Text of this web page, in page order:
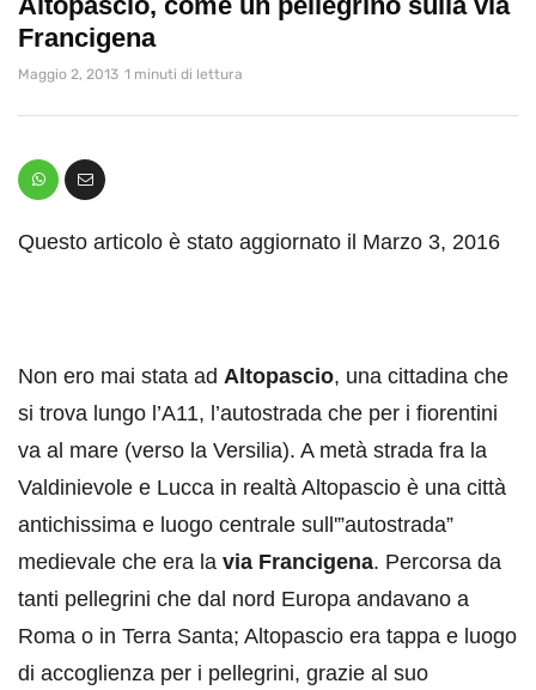
Francigena
Maggio 2, 2013 1 minuti di lettura
Questo articolo è stato aggiornato il Marzo 3, 2016
Non ero mai stata ad Altopascio, una cittadina che
si trova lungo l’A11, l’autostrada che per i fiorentini
va al mare (verso la Versilia). A metà strada fra la
Valdinievole e Lucca in realtà Altopascio è una città
antichissima e luogo centrale sull'”autostrada”
medievale che era la via Francigena. Percorsa da
tanti pellegrini che dal nord Europa andavano a
Roma o in Terra Santa; Altopascio era tappa e luogo
di accoglienza per i pellegrini, grazie al suo